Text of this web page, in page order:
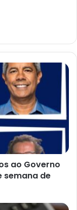
ao Governo
semana de